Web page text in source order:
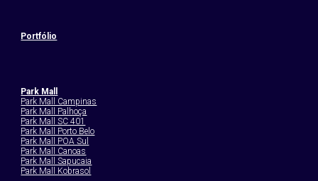
Portfólio
Park Mall
Park Mall Campinas
Park Mall Palhoça
Park Mall SC 401
Park Mall Porto Belo
Park Mall POA Sul
Park Mall Canoas
Park Mall Sapucaia
Park Mall Kobrasol